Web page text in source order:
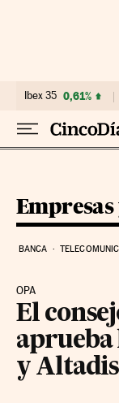
Ibex 35 0,61%
BANCA
OPA
El
y Altadis